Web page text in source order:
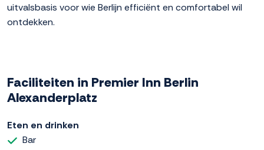
uitvalsbasis voor wie Berlijn efficiënt en comfortabel wil
ontdekken.
Faciliteiten in Premier Inn Berlin
Alexanderplatz
Eten en drinken
Bar